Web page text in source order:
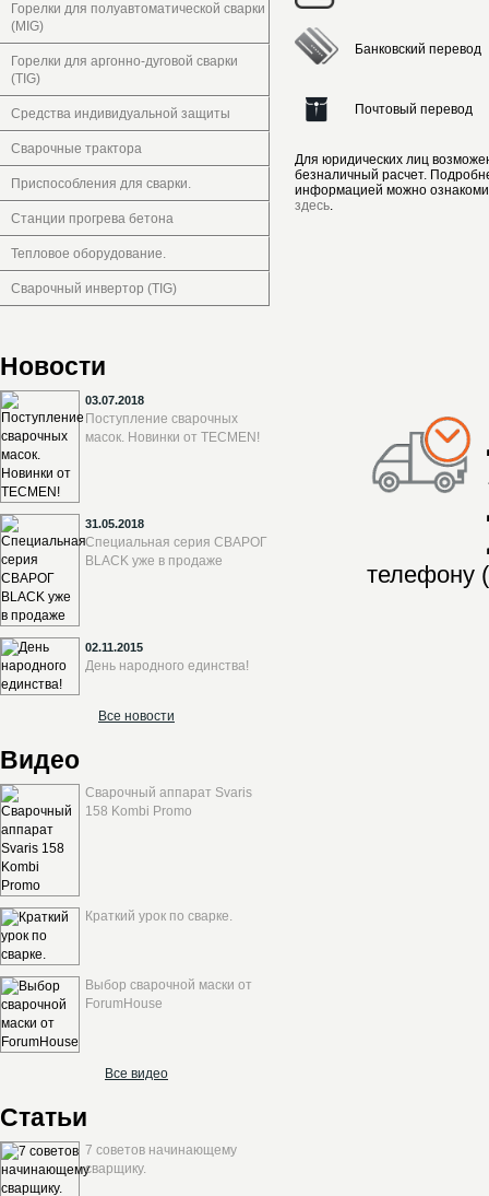
Горелки для полуавтоматической сварки
(MIG)
Горелки для аргонно-дуговой сварки
(TIG)
Средства индивидуальной защиты
Сварочные трактора
Приспособления для сварки.
Станции прогрева бетона
Тепловое оборудование.
Сварочный инвертор (TIG)
Новости
03.07.2018
Поступление сварочных
масок. Новинки от TECMEN!
31.05.2018
Специальная серия СВАРОГ
BLACK уже в продаже
02.11.2015
День народного единства!
Все новости
Видео
Сварочный аппарат Svaris
158 Kombi Promo
Краткий урок по сварке.
Выбор сварочной маски от
ForumHouse
Все видео
Статьи
7 советов начинающему
сварщику.
Банковский перевод
Почтовый перевод
Для юридических лиц
безналичный расчет.
информацией можно
здесь.
телефону